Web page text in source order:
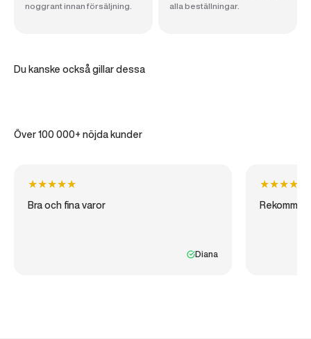
noggrant innan försäljning.
alla beställningar.
Du kanske också gillar dessa
Över 100 000+ nöjda kunder
★★★★★
Bra och fina varor
Diana
★★★★